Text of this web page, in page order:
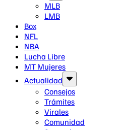
MLB
LMB
Box
NFL
NBA
Lucha Libre
MT Mujeres
Actualidad
Consejos
Trámites
Virales
Comunidad